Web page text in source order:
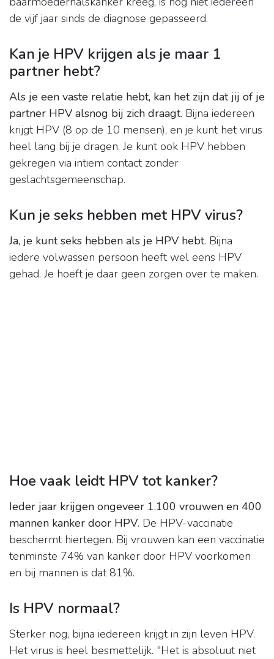
de vijf jaar sinds de diagnose gepasseerd.
Kan je HPV krijgen als je maar 1
partner hebt?
Als je een vaste relatie hebt, kan het zijn dat jij of je
partner HPV alsnog bij zich draagt. Bijna iedereen
krijgt HPV (8 op de 10 mensen), en je kunt het virus
heel lang bij je dragen. Je kunt ook HPV hebben
gekregen via intiem contact zonder
geslachtsgemeenschap.
Kun je seks hebben met HPV virus?
Ja, je kunt seks hebben als je HPV hebt. Bijna
iedere volwassen persoon heeft wel eens HPV
gehad. Je hoeft je daar geen zorgen over te maken.
Hoe vaak leidt HPV tot kanker?
Ieder jaar krijgen ongeveer 1.100 vrouwen en 400
mannen kanker door HPV. De HPV-vaccinatie
beschermt hiertegen. Bij vrouwen kan een vaccinatie
tenminste 74% van kanker door HPV voorkomen
en bij mannen is dat 81%.
Is HPV normaal?
Sterker nog, bijna iedereen krijgt in zijn leven HPV.
Het virus is heel besmettelijk. "Het is absoluut niet